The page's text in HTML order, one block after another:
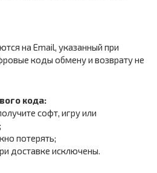
на Email, указанный при
коды обмену и возврату не
кода:
софт, игру или
потерять;
доставке исключены.